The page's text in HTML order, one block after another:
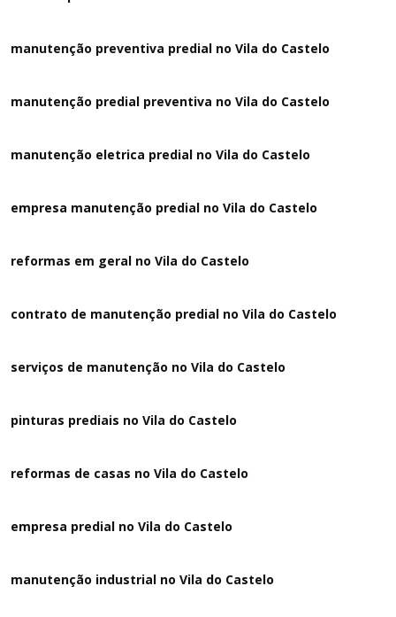
manutenção preventiva predial no Vila do Castelo
manutenção predial preventiva no Vila do Castelo
manutenção eletrica predial no Vila do Castelo
empresa manutenção predial no Vila do Castelo
reformas em geral no Vila do Castelo
contrato de manutenção predial no Vila do Castelo
serviços de manutenção no Vila do Castelo
pinturas prediais no Vila do Castelo
reformas de casas no Vila do Castelo
empresa predial no Vila do Castelo
manutenção industrial no Vila do Castelo